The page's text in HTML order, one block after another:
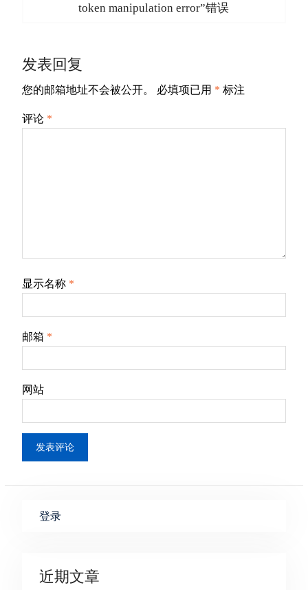
post:token manipulation error”错误
发表回复
您的邮箱地址不会被公开。 必填项已用 * 标注
评论 *
显示名称 *
邮箱 *
网站
登录
近期文章